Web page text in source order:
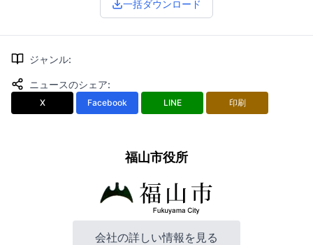
一括ダウンロード
ジャンル:
ニュースのシェア:
X Facebook LINE 印刷
福山市役所
会社の詳しい情報を見る